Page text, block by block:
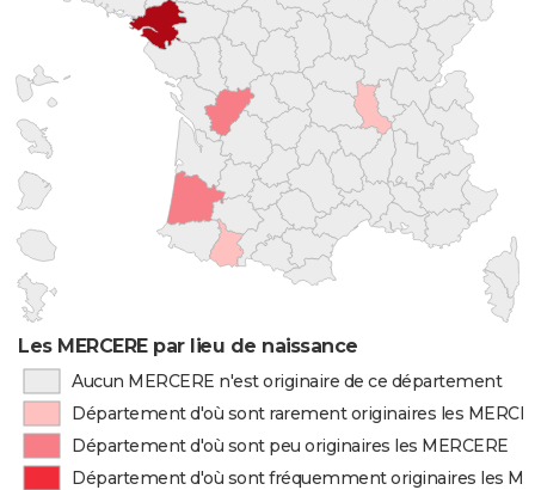
Les MERCERE par lieu de naissance
Aucun MERCERE n'est originaire de ce département
Département d'où sont rarement originaires les
Département d'où sont peu originaires les MERCERE
Département d'où sont fréquemment originaires les